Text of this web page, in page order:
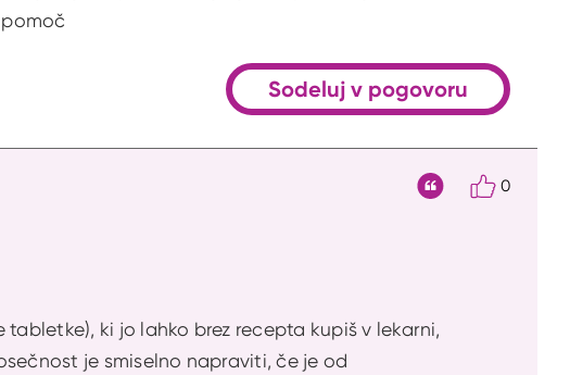
Sodeluj v pogovoru
ki jo lahko brez recepta kupiš v lekarni,
je smiselno napraviti, če je od
0